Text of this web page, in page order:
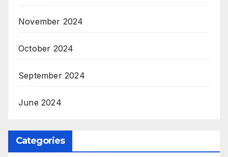
November 2024
October 2024
September 2024
June 2024
Categories